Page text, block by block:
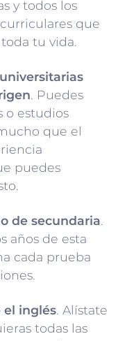
y todos los
que
tu vida.
. Puedes
o estudios
que el
puedes
de secundaria.
años de esta
cada prueba
inglés. Alístate
todas las